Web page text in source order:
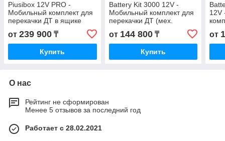
Piusibox 12V PRO -
Мобильный комплект для
перекачки ДТ в ящике
(мех. пист., фильтр), 43 л/
мин
от 239 900 ₸
Купить
Battery Kit 3000 12V -
Мобильный комплект для
перекачки ДТ (мех.
пистолет), 50 л/мин, PIUSI
от 144 800₸
Купить
12V
от
О нас
Рейтинг не сформирован
Менее 5 отзывов за последний год
Работает с 28.02.2021